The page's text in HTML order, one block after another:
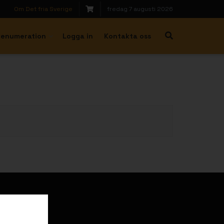
Om Det fria Sverige fredag 7 augusti 2026
Logga in Kontakta oss